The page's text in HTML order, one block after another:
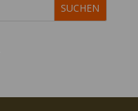
SUCHEN